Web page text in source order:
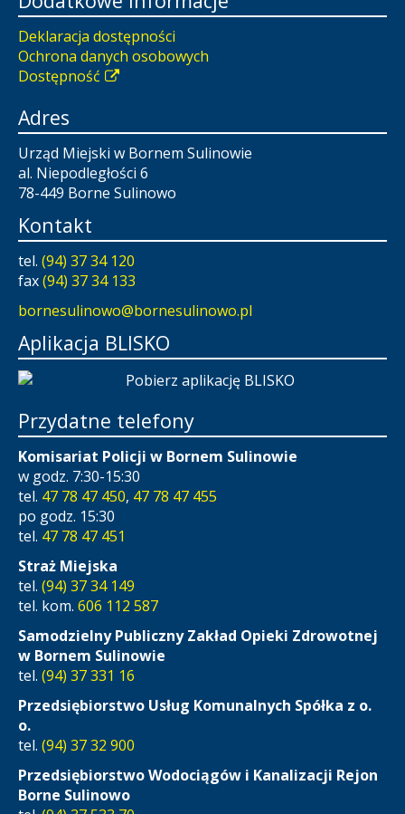
Deklaracja dostępności
Ochrona danych osobowych
Dostępność
Adres
Urząd Miejski w Bornem Sulinowie
al. Niepodległości 6
78-449 Borne Sulinowo
Kontakt
tel. (94) 37 34 120
fax(94) 37 34 133
bornesulinowo@bornesulinowo.pl
Aplikacja BLISKO
Przydatne telefony
Komisariat Policji w Bornem Sulinowie
w godz. 7:30-15:30
tel. 47 78 47 450, 47 78 47 455
po godz. 15:30
tel. 47 78 47 451
Straż Miejska
tel. (94) 37 34 149
tel. kom. 606 112 587
Samodzielny Publiczny Zakład Opieki Zdrowotnej
w Bornem Sulinowie
tel. (94) 37 331 16
Przedsiębiorstwo Usług Komunalnych Spółka z o.
o.
tel. (94) 37 32 900
Przedsiębiorstwo Wodociągów i Kanalizacji Rejon
Borne Sulinowo